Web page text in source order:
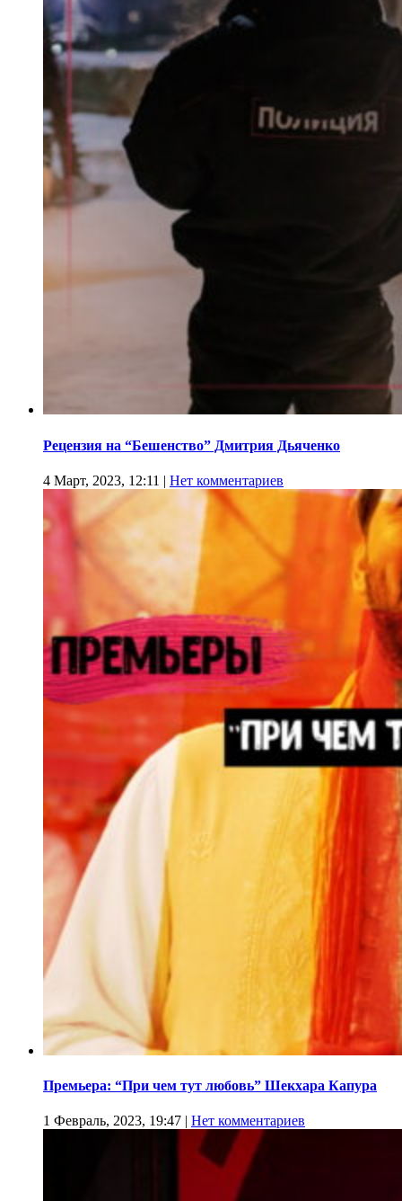
Рецензия на “Бешенство” Дмитрия Дьяченко
4 Март, 2023, 12:11 | Нет комментариев
Премьера: “При чем тут любовь” Шекхара Капура
1 Февраль, 2023, 19:47 | Нет комментариев